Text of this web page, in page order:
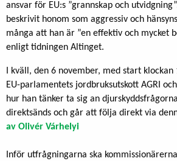
ansvar för EU:s ”grannskap och
beskrivit honom som aggressiv och
många att han är ”en effektiv och mycket
enligt tidningen Altinget.
I kväll, den 6 november, med start
EU-parlamentets jordbruksutskott AGRI
hur han tänker ta sig an
direktsänds och går att följa direkt via
av Olivér Várhelyi
Inför utfrågningarna ska